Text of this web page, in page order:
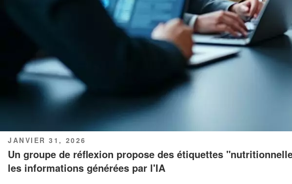
PUBLIÉ
LE
JANVIER 31, 2026
Un groupe de réflexion propose des étiquettes
les informations générées par l'IA